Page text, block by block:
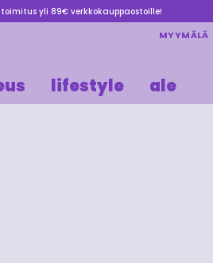
yli 89€ verkkokauppaostoille!
MYYMÄLÄ
lifestyle ale